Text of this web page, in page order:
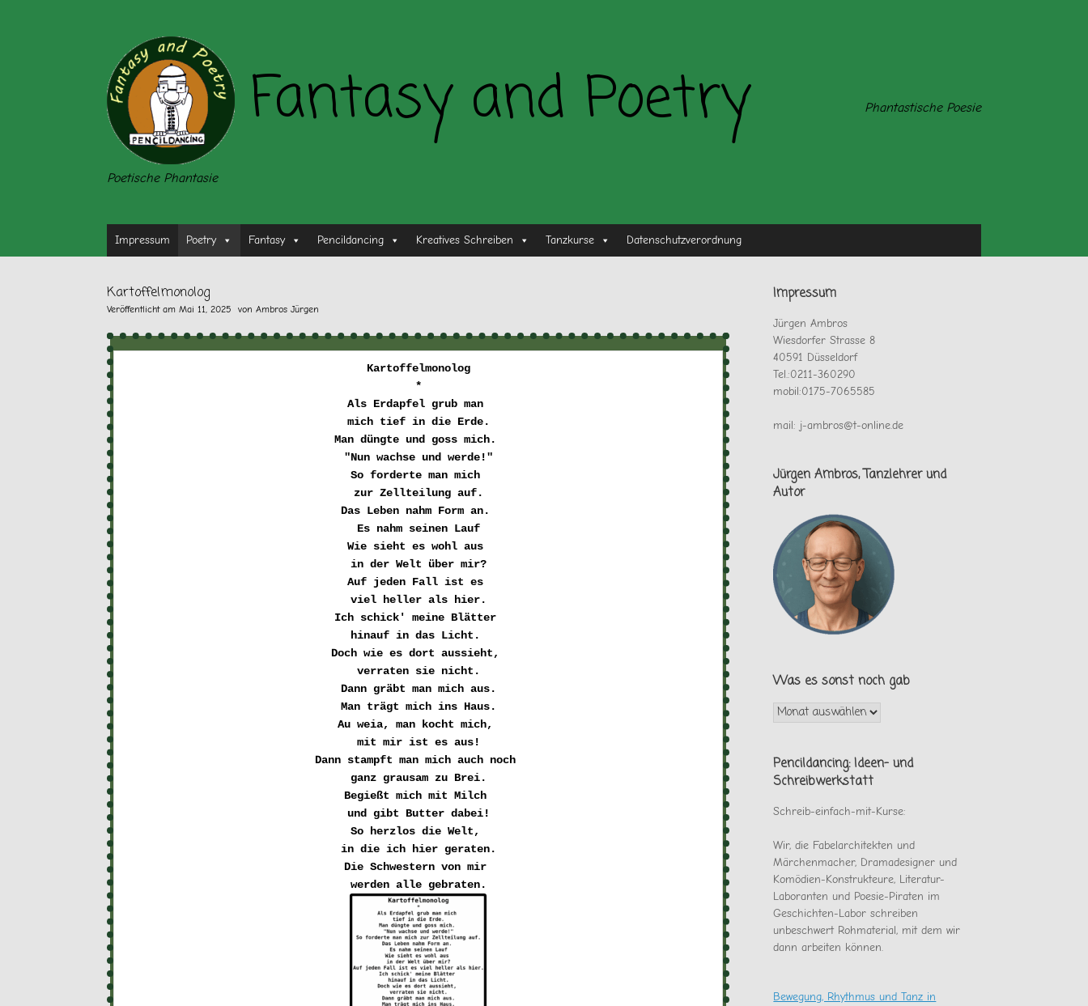
Fantasy and Poetry
Poetische Phantasie
Phantastische Poesie
Impressum Poetry Fantasy Pencildancing Kreatives Schreiben Tanzkurse Datenschutzverordnung
Kartoffelmonolog
Veröffentlicht am Mai 11, 2025 von Ambros Jürgen
Kartoffelmonolog
*
Als Erdapfel grub man
mich tief in die Erde.
Man düngte und goss mich.
"Nun wachse und werde!"
So forderte man mich
zur Zellteilung auf.
Das Leben nahm Form an.
Es nahm seinen Lauf
Wie sieht es wohl aus
in der Welt über mir?
Auf jeden Fall ist es
viel heller als hier.
Ich schick' meine Blätter
hinauf in das Licht.
Doch wie es dort aussieht,
verraten sie nicht.
Dann gräbt man mich aus.
Man trägt mich ins Haus.
Au weia, man kocht mich,
mit mir ist es aus!
Dann stampft man mich auch noch
ganz grausam zu Brei.
Begießt mich mit Milch
und gibt Butter dabei!
So herzlos die Welt,
in die ich hier geraten.
Die Schwestern von mir
Impressum
Jürgen Ambros
Wiesdorfer Strasse 8
40591 Düsseldorf
Tel.:0211-360290
mobil:0175-7065585
mail: j-ambros@t-online.de
Jürgen Ambros, Tanzlehrer und
Autor
Was es sonst noch gab
Was
es
noch
gab
Pencildancing: Ideen- und
Schreibwerkstatt
Schreib-einfach-mit-Kurse:
Wir, die Fabelarchitekten und
Märchenmacher, Dramadesigner und
Komödien-Konstrukteure, Literatur-
Laboranten und Poesie-Piraten im
Geschichten-Labor schreiben
unbeschwert Rohmaterial, mit dem wir
dann arbeiten können.
Bewegung, Rhythmus und Tanz in